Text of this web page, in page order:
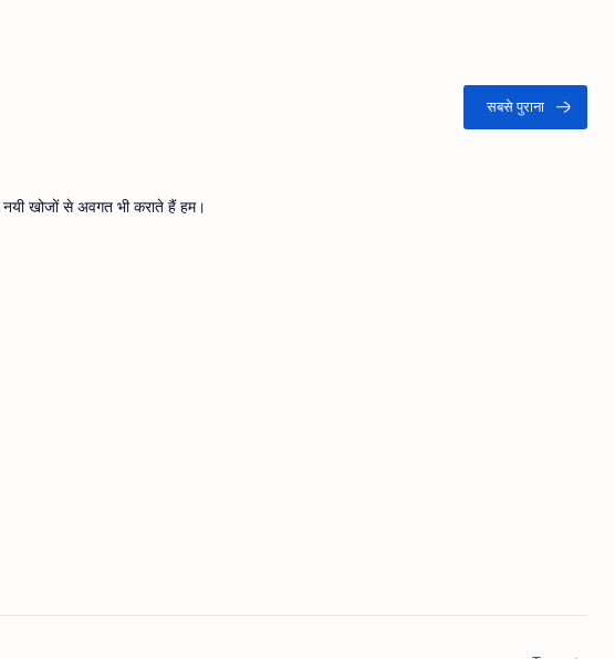
नयी खोजों से अवगत भी कराते हैं हम।